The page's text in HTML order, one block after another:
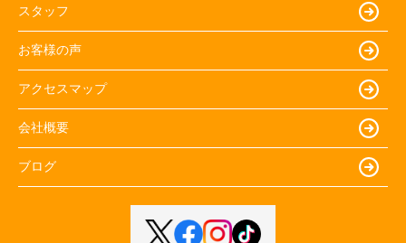
スタッフ
お客様の声
アクセスマップ
会社概要
ブログ